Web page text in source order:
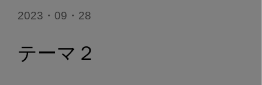
2023・09・28
テーマ２